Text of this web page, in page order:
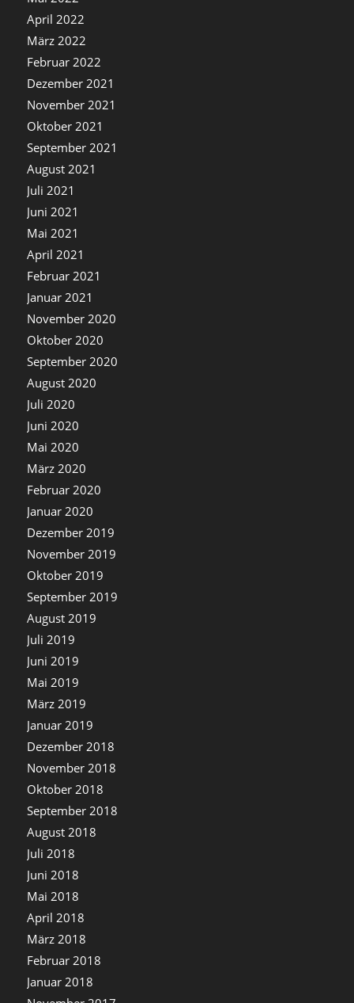
April 2022
März 2022
Februar 2022
Dezember 2021
November 2021
Oktober 2021
September 2021
August 2021
Juli 2021
Juni 2021
Mai 2021
April 2021
Februar 2021
Januar 2021
November 2020
Oktober 2020
September 2020
August 2020
Juli 2020
Juni 2020
Mai 2020
März 2020
Februar 2020
Januar 2020
Dezember 2019
November 2019
Oktober 2019
September 2019
August 2019
Juli 2019
Juni 2019
Mai 2019
März 2019
Januar 2019
Dezember 2018
November 2018
Oktober 2018
September 2018
August 2018
Juli 2018
Juni 2018
Mai 2018
April 2018
März 2018
Februar 2018
Januar 2018